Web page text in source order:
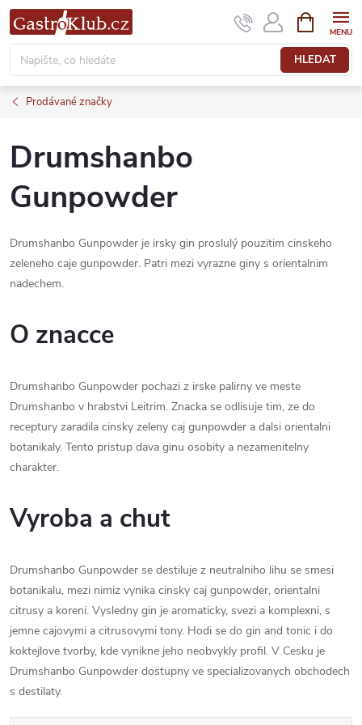
Přejít
na
obsah
HLEDAT
NÁKUPNÍ
KOŠÍK
Prodávané značky
Drumshanbo
Gunpowder
Drumshanbo Gunpowder je irsky gin proslulý pouzitim cinskeho
zeleneho caje gunpowder. Patri mezi vyrazne giny s orientalnim
nadechem.
O znacce
Drumshanbo Gunpowder pochazi z irske palirny ve meste
Drumshanbo v hrabstvi Leitrim. Znacka se odlisuje tim, ze do
receptury zaradila cinsky zeleny caj gunpowder a dalsi orientalni
botanikaly. Tento pristup dava ginu osobity a nezamenitelny
charakter.
Vyroba a chut
Drumshanbo Gunpowder se destiluje z neutralniho lihu se smesi
botanikalu, mezi nimiz vynika cinsky caj gunpowder, orientalni
citrusy a koreni. Vysledny gin je aromaticky, svezi a komplexni, s
jemne cajovymi a citrusovymi tony. Hodi se do gin and tonic i do
koktejlove tvorby, kde vynikne jeho neobvykly profil. V Cesku je
Drumshanbo Gunpowder dostupny ve specializovanych obchodech
s destilaty.